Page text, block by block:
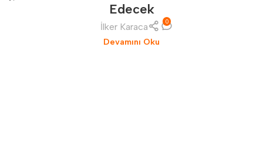
Edecek
İlker Karaca 0
Devamını Oku